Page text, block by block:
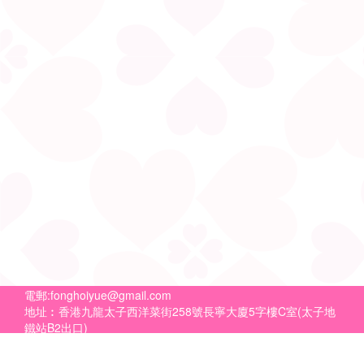
電郵:fonghoiyue@gmail.com
地址︰香港九龍太子西洋菜街258號長寧大廈5字樓C室(太子地
鐵站B2出口)